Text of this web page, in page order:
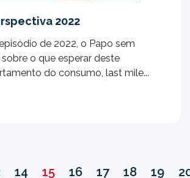
2022
de 2022, o Papo sem
o que esperar deste
do consumo, last mile...
14 15 16 17 18 19